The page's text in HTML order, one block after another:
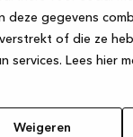
deze gegevens
of die ze
services. Lees hier
Weigeren
has